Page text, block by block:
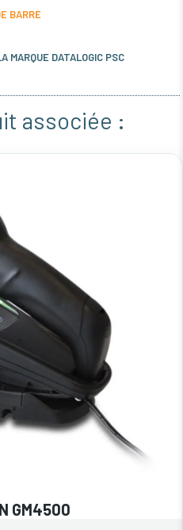
BARRE
MARQUE DATALOGIC PSC
associée :
GM4500